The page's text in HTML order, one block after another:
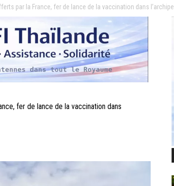
Thaïlande
par la France, fer de lance de la vaccination dans l’archipel
fer de lance de la vaccination dans